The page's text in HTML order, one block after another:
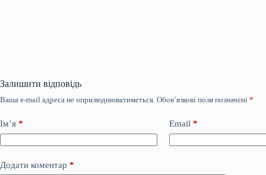
Залишити відповідь
Ваша e-mail адреса не оприлюднюватиметься. Обов’язкові поля позначені *
Ім’я * Email *
Додати коментар *